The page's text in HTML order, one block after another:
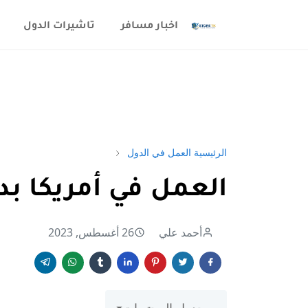
اخبار مسافر تاشيرات الدول
الرئيسية العمل في الدول
العمل في أمريكا
أحمد علي 26 أغسطس, 2023